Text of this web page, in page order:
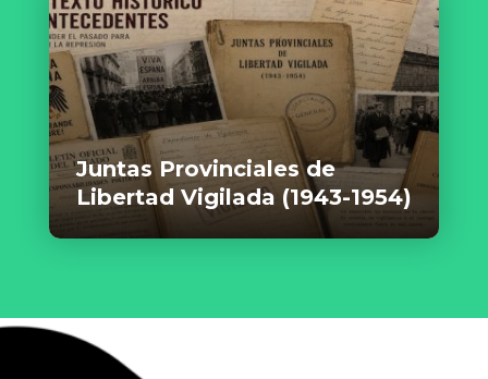
Juntas Provinciales de
Libertad Vigilada (1943-1954)